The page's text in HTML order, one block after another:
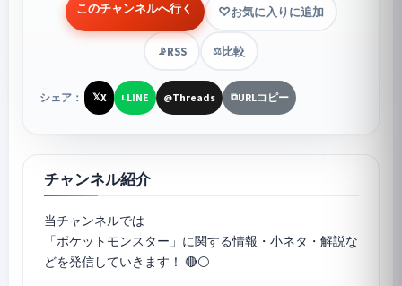
このチャンネルへ行く お気に入りに追加
📡RSS ⚖️比較
シェア： 𝕏X LLINE @Threads ⧉URLコピー
チャンネル紹介
当チャンネルでは
「ポケットモンスター」に関する情報・小ネタ・解説な
どを発信していきます！ 🔴⚪